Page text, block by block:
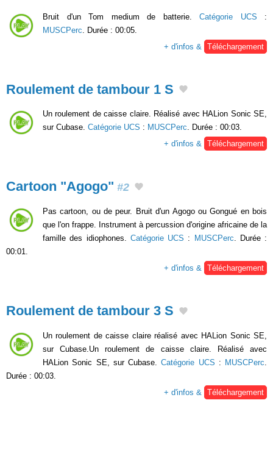
Bruit d'un Tom medium de batterie. Catégorie UCS :
MUSCPerc . Durée : 00:05.
+ d'infos &
Téléchargement
Roulement de tambour 1 S
Un roulement de caisse claire. Réalisé avec HALion Sonic SE,
sur Cubase. Catégorie UCS : MUSCPerc. Durée : 00:03.
+ d'infos & Téléchargement
Cartoon "Agogo" #2
Pas cartoon, ou de peur. Bruit d'un Agogo ou Gongué en bois
que l'on frappe. Instrument à percussion d'origine africaine de la
famille des idiophones. Catégorie UCS : MUSCPerc . Durée :
00:01.
+ d'infos &
Téléchargement
Roulement de tambour 3 S
Un roulement de caisse claire réalisé avec HALion Sonic SE,
sur Cubase.Un roulement de caisse claire. Réalisé avec
HALion Sonic SE, sur Cubase.Catégorie UCS : MUSCPerc
Durée : 00:03.
+ d'infos &
Téléchargement